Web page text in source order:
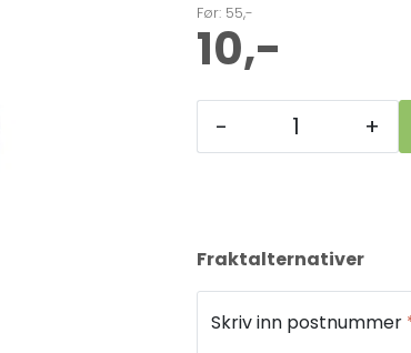
Før: 55,-
10,-
- +
Fraktalternativer
Skriv inn postnummer